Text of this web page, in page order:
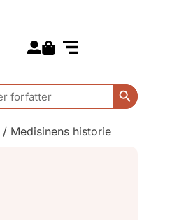
Search
/ Medisinens historie